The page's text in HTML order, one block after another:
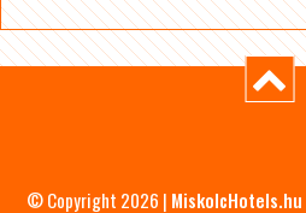
© Copyright 2026 | MiskolcHotels.hu